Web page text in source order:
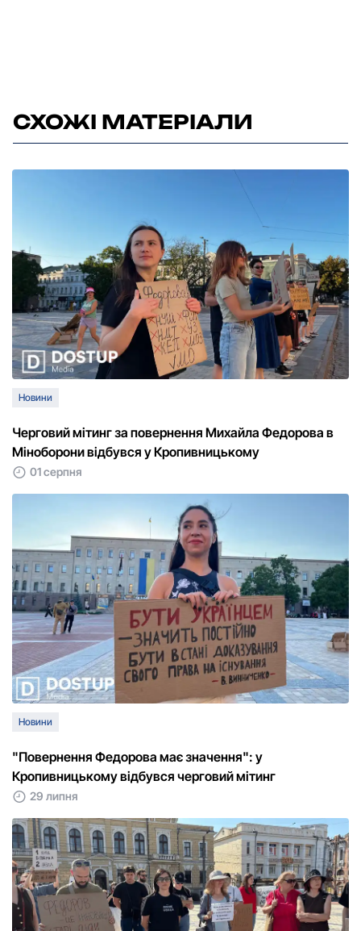
СХОЖІ МАТЕРІАЛИ
Новини
Черговий мітинг за повернення Михайла Федорова в
Міноборони відбувся у Кропивницькому
01 серпня
Новини
"Повернення Федорова має значення": у
Кропивницькому відбувся черговий мітинг
29 липня